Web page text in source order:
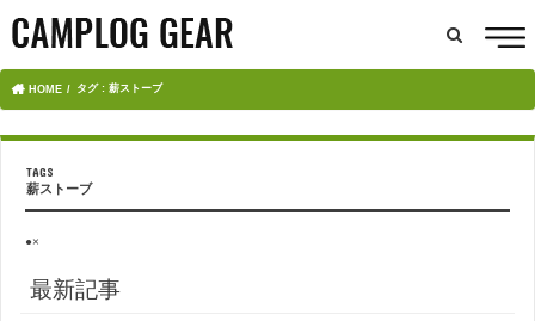
HOME タグ : 薪ストーブ
薪ストーブ
●×
最新記事